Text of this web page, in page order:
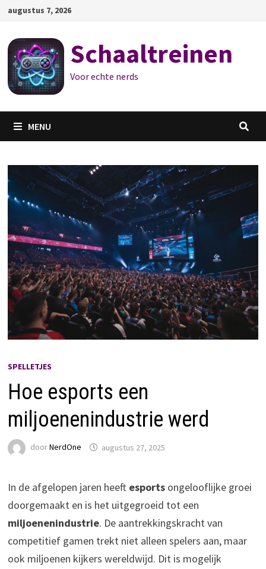
Ga
de
inhoud
augustus 7, 2026
Schaaltreinen
Voor echte nerds
MENU
SPELLETJES
Hoe esports een
miljoenenindustrie werd
doorNerdOne augustus 27, 2025
In de afgelopen jaren heeft esportsongelooflijke groei
doorgemaakt en is het uitgegroeid tot een
miljoenenindustrie. De aantrekkingskracht van
competitief gamen trekt niet alleen spelers aan, maar
ook miljoenen kijkers wereldwijd. Dit is mogelijk